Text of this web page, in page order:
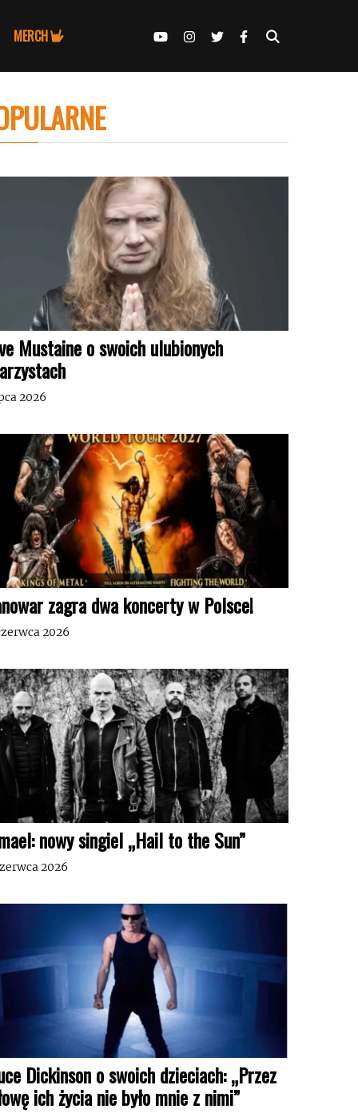
MERCH
Mustaine o swoich ulubionych
2026
zagra dwa koncerty w Polsce!
2026
nowy singiel „Hail to the Sun”
2026
Dickinson o swoich dzieciach: „Przez
ich życia nie było mnie z nimi”